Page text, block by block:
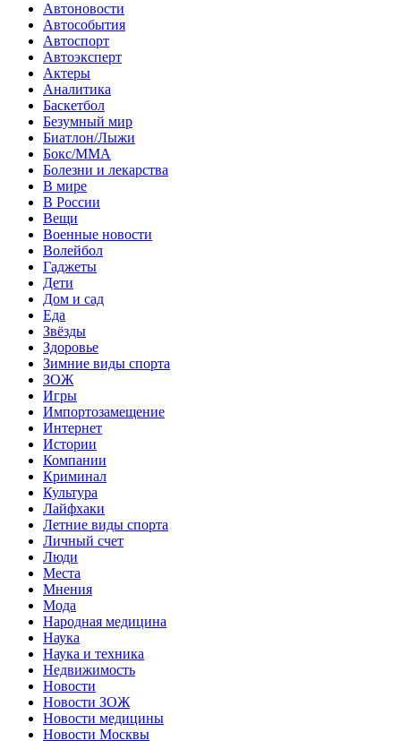
Автоновости
Автособытия
Автоспорт
Автоэксперт
Актеры
Аналитика
Баскетбол
Безумный мир
Биатлон/Лыжи
Бокс/MMA
Болезни и лекарства
В мире
В России
Вещи
Военные новости
Волейбол
Гаджеты
Дети
Дом и сад
Еда
Звёзды
Здоровье
Зимние виды спорта
ЗОЖ
Игры
Импортозамещение
Интернет
Истории
Компании
Криминал
Культура
Лайфхаки
Летние виды спорта
Личный счет
Люди
Места
Мнения
Мода
Народная медицина
Наука
Наука и техника
Недвижимость
Новости
Новости ЗОЖ
Новости медицины
Новости Москвы